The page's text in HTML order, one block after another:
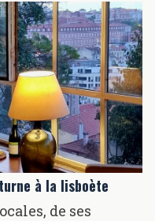
à la lisboète
de ses